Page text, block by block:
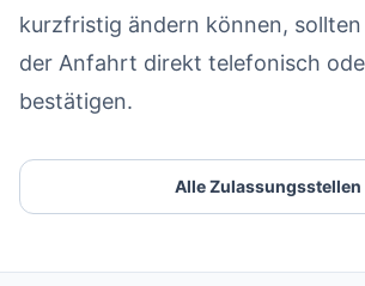
kurzfristig ändern können, sollten
der Anfahrt direkt telefonisch
bestätigen.
Alle Zulassungsstellen